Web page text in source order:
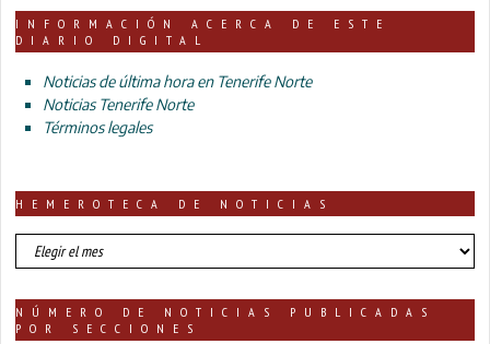
INFORMACIÓN ACERCA DE ESTE
DIARIO DIGITAL
Noticias de última hora en Tenerife Norte
Noticias Tenerife Norte
Términos legales
HEMEROTECA DE NOTICIAS
HEMEROTECA
DE
NÚMERO DE NOTICIAS PUBLICADAS
POR SECCIONES